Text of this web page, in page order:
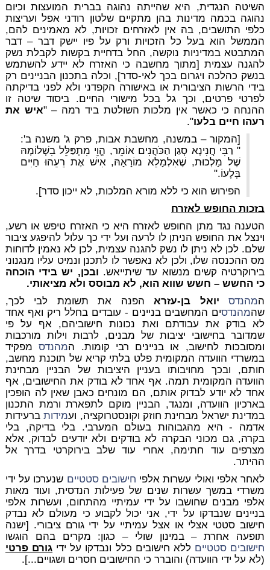
השיטה הנגדית, היא שהייתה נהוגה בברית המועצות וכיום
נהוגה בכמה מדינות בהן מתקיים שלטון רודני אפל ועריצות
כלפי התושבים, בה אין לאזרחים זכויות, לא מאמינים להם,
הממשל הוא בעל כל הזכויות ורק על פיו יישק דבר – דבר
המתבטא במדיניות נוקשה, החל בדחיית בקשות לקבלת נשק
להגנה עצמית [מתוך מחשבה כי האזרח לא יידע להשתמש
בנשק כהלכה ויגרום בכך לאי-סדר], וכלה בתכנון הבניינים רק
בידי הרשות הציבורית או באישורה הקפדני ולא לפני בדיקתה
לפרטי פרטים, וכך גל בכל מישורי החיים. ביסוד שיטה זו
ההנחה כי כאשר אין מלכות השולטת ביד רמה – "איש את
רעהו חיים בלעו".
[המקור – במשנה, מחשבת אבות, פרק ג' משנה ב':
" רַבִּי חֲנִינָא סְגַן הַכֹּהֲנִים אוֹמֵר, הֱוֵי מִתְפַּלֵּל בִשְׁלוֹמָהּ
שֶׁל מַלְכוּת, שֶׁאִלְמָלֵא מוֹרָאָהּ, אִישׁ אֶת רֵעֵהוּ חַיִּים
בְּלָעוֹ."
הפירוש הוא כי ללא מורא המלכות, לא ייכון סדר].
בזכות החופש לאזרח
הטענה נגד מתן החופש לאזרח היא כי האזרח טיפש או רשע,
וינצל את החופש הניתן לו לרעה ועל ידי כך עלול להיפגע ציבור
שלם. לכן לא ניתן לו נשק להגנה עצמית, לכן לא נאמין לדוחות
מס ההכנסה שלו, ולכן לא נאפשר לו לתכנן ונמיט עליו מנגנוני
בירוקרטיה קשים מנשוא עד שיתייאש. ובכן, יש בידי הוכחה
כי החשש – חשש שווא הוא, לא מבוסס ולא מציאותי.
המהנדס יואל בן-עזרא הפנה את תשומת לבי לכך,
שהמהנדסים המחשבים בניינים - עובדים בחלל ריק ואף אחד
לא בודק את עבודתם ואת נכונות חישוביהם, אף על פי
שמדובר בחישובי יציבות של מבנים, לרבות וילות מורכבות
ומסובכות לחישוב, או בניינים רבי קומות. המהנדסמפקיד
במשרדי הוועדה המקומית פלט בלתי קריא של תוכנת מחשב,
חותם, ובכך מחויבותו בעניין היציבות של הבניין מבחינת
הוועדה המקומית תמה. אף אחד לא בודק את החישובים, אף
אחד לא יודע לבדוק אותם, הם מונחים כאבן שאין לה הופכין
בארכיון הוועדה, ומנגד, הבניין מוקם לתפארת ורמת התכנון
במדינת ישראל מבחינת חוזק וקונסטרוקציה, ועמידותברעידות
אדמה - היא מהגבוהות בעולם המערבי. בלי בדיקה, בלי
בקרה, גם מכוני הבקרה לא בודקים ולא יודעים לבדוק, אלא
מצרפים עוד חתימה, אחרי עוד שלב בירוקרטי בדרך אל
ההיתר.
לאחר אלפי ואולי עשרות אלפי חישובים סטטיים שנערכו על ידי
משרדי במשך עשרות שנים של פעילות הנדסית, ועוד מאות
אלפי מבנים שחושבו על ידי עמיתיי מהתחום, ועשרות אלפי
בניינים שנבדקו על ידי, אני יכול לקבוע כי מעולם לא נבדק
חישוב סטטי אצלי או אצל עמיתיי על ידי גורם ציבורי. [ישנה
תופעה אחרת – במינון שולי – כגון: מקרים בהם הוגשו
חישובים סטטיים ללא חישובים כלל ונבדקו על ידי גורם פרטי
(לא על ידי הוועדה) והוברר כי החישובים חסרים ושגויים...].